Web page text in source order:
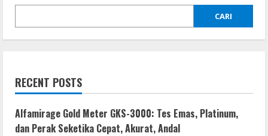
CARI
RECENT POSTS
Alfamirage Gold Meter GKS-3000: Tes Emas, Platinum,
dan Perak Seketika Cepat, Akurat, Andal